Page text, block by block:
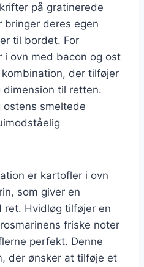
på gratinerede
deres egen
til bordet. For
i ovn med bacon og ost
der tilføjer
til retten.
ostens smeltede
er kartofler i ovn
som giver en
ret. Hvidløg tilføjer en
friske noter
perfekt. Denne
der ønsker at tilføje et